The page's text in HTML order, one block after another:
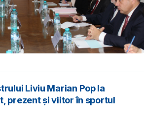
Liviu Marian Pop la
prezent și viitor în sportul